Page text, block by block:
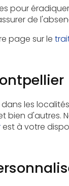
pour
de
page sur le
les
bien d'autres.
est à votre